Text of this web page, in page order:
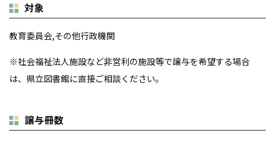
対象
教育委員会,その他行政機関
※社会福祉法人施設など非営利の施設等で譲与を希望する場合
は、県立図書館に直接ご相談ください。
譲与冊数